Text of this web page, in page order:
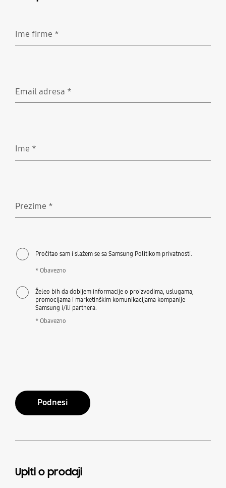
Ime firme *
Email adresa *
Ime *
Prezime *
Pročitao sam i slažem se sa Samsung Politikom privatnosti.
* Obavezno
Želeo bih da dobijem informacije o proizvodima, uslugama,
promocijama i marketinškim komunikacijama kompanije
Samsung i/ili partnera.
* Obavezno
Podnesi
Upiti o prodaji